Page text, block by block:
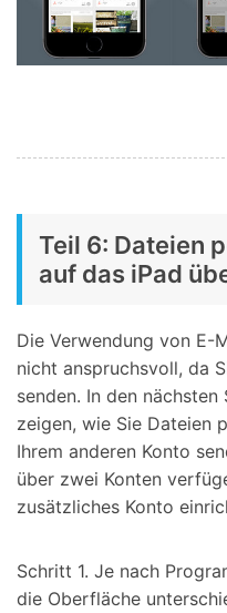
Teil 6: Dateien
auf das iPad
Die Verwendung von E-
nicht anspruchsvoll, da
senden. In den
zeigen, wie Sie Dateien
Ihrem anderen Konto
über zwei Konten
zusätzliches Konto
Schritt 1. Je nach
die Oberfläche